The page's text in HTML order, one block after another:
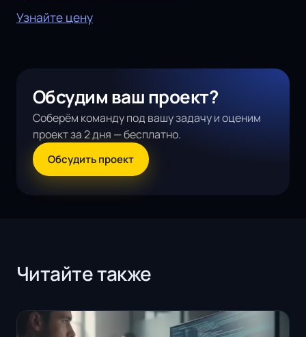
Узнайте цену
Обсудим ваш проект?
Соберём команду под вашу задачу и оценим
проект за 2 дня — бесплатно.
Обсудить проект
Читайте также